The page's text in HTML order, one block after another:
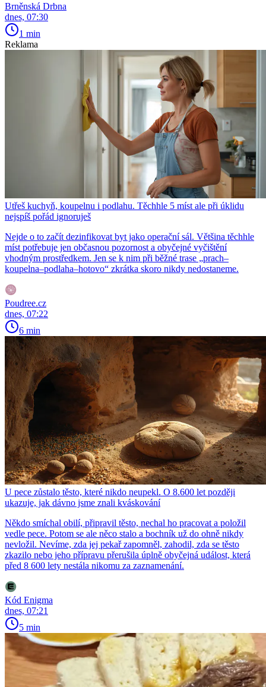
Brněnská Drbna
dnes, 07:30
1 min
Reklama
Utřeš kuchyň, koupelnu i podlahu. Těchhle 5 míst ale při úklidu
nejspíš pořád ignoruješ
Nejde o to začít dezinfikovat byt jako operační sál. Většina těchhle
míst potřebuje jen občasnou pozornost a obyčejné vyčištění
vhodným prostředkem. Jen se k nim při běžné trase „prach–
koupelna–podlaha–hotovo“ zkrátka skoro nikdy nedostaneme.
Poudree.cz
dnes, 07:22
6 min
U pece zůstalo těsto, které nikdo neupekl. O 8.600 let později
ukazuje, jak dávno jsme znali kváskování
Někdo smíchal obilí, připravil těsto, nechal ho pracovat a položil
vedle pece. Potom se ale něco stalo a bochník už do ohně nikdy
nevložil. Nevíme, zda jej pekař zapomněl, zahodil, zda se těsto
zkazilo nebo jeho přípravu přerušila úplně obyčejná událost, která
před 8 600 lety nestála nikomu za zaznamenání.
Kód Enigma
dnes, 07:21
5 min